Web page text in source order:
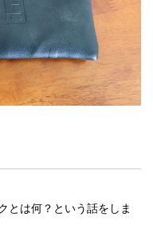
とは何？という話をしま